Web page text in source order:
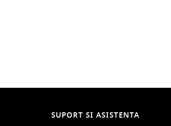
SUPORT SI ASISTENTA